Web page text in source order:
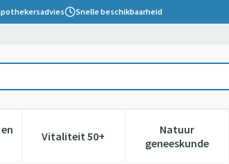
Snelle beschikbaarheid
categorie
en vitamines categorie
voor Zwangerschap en kinderen
Vitaliteit 50+Toon submenu voor Vitaliteit
Natuur
geneeskunde
Toon